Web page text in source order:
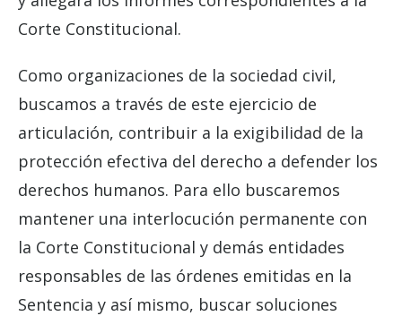
Corte Constitucional.
Como organizaciones de la sociedad civil,
buscamos a través de este ejercicio de
articulación, contribuir a la exigibilidad de la
protección efectiva del derecho a defender los
derechos humanos. Para ello buscaremos
mantener una interlocución permanente con
la Corte Constitucional y demás entidades
responsables de las órdenes emitidas en la
Sentencia y así mismo, buscar soluciones